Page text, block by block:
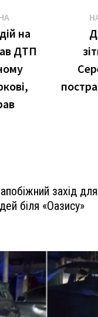
Попередня
новина:
на
ДТП
захід
біля «Оазису»